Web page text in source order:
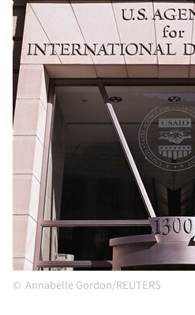
Annabelle Gordon/REUTERS